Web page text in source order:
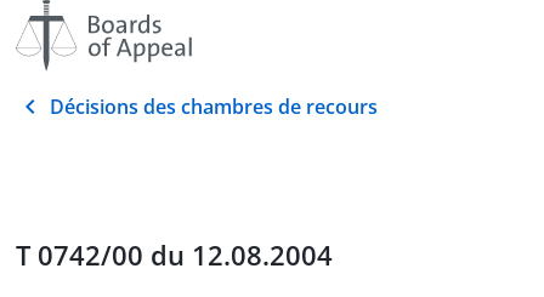
Décisions des chambres de recours
T 0742/00 du 12.08.2004